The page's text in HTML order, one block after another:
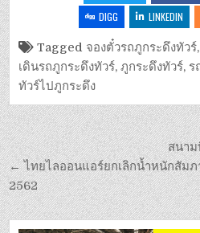
DIGG
LINKEDIN
Tagged จองตั๋วรถภูกระดึงทัวร์,
เดินรถภูกระดึงทัวร์,ภูกระดึงทัวร์, ร
ทัวร์ไปภูกระดึง
สนา
← ไทยไลออนแอร์ยกเลิกน้ำหนักสัมภ
2562